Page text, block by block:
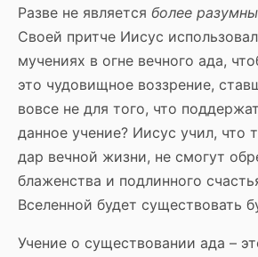
Разве не является более
Своей притче Иисус
мучениях в огне вечного ада,
это чудовищное воззрение,
вовсе не для того, что
данное учение? Иисус учил, что
дар вечной жизни, не смогут
блаженства и подлинного
Вселенной будет существовать
Учение о существовании ада –